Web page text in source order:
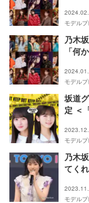
モデルプ
乃木
「何
モデルプ
坂道
定 ＜
モデルプ
乃木
てく
モデルプ